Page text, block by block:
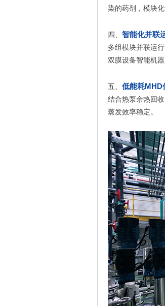
染的药剂，模块
四、 智能化并联
多组模块并联运
双膜设备智能机
五、 低能耗MHD
结合热泵余热回
蒸发效率稳定。